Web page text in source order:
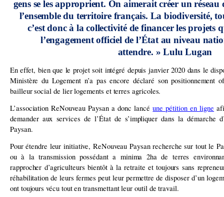
gens se les approprient. On aimerait créer un réseau
l’ensemble du territoire français. La biodiversité,
c’est donc à la collectivité de financer les projets
l’engagement officiel de l’État au niveau
attendre. » Lulu Lugan
En effet, bien que le projet soit intégré depuis janvier 2020 dans le
Ministère du Logement n’a pas encore déclaré son
bailleur social de lier logements et terres agricoles.
L’association ReNouveau Paysan a donc lancéune pétition en ligne
demander aux services de l’État de s’impliquer dans la démarche
Paysan.
Pour étendre leur initiative, ReNouveau Paysan recherche sur tout le
ou à la transmission possédant a minima 2ha de terres
rapprocher d’agriculteurs bientôt à la retraite et toujours sans
réhabilitation de leurs fermes peut leur permettre de disposer d’un
ont toujours vécu tout en transmettant leur outil de travail.